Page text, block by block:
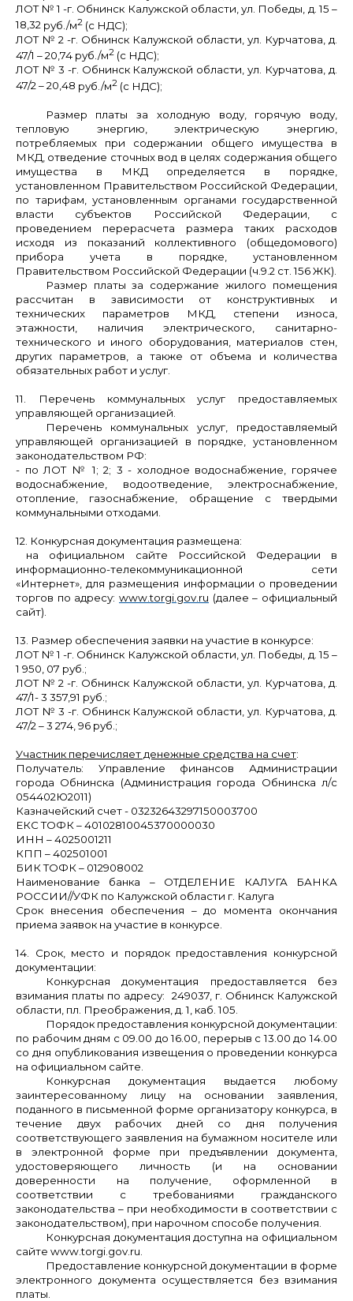
ЛОТ № 1 -г. Обнинск Калужской области,ул. Победы, д. 15 –
18,32 руб./м2 (с НДС);
ЛОТ № 2 -г. Обнинск Калужской области, ул. Курчатова, д.
47/1 – 20,74 руб./м2 (с НДС);
ЛОТ № 3 -г. Обнинск Калужской области,ул. Курчатова, д.
47/2 – 20,48 руб./м2 (с НДС);
Размер платы за холодную воду, горячую воду,
тепловую энергию, электрическую энергию,
потребляемых при содержании общего имущества в
МКД, отведение сточных вод в целях содержания общего
имущества в МКД определяется в порядке,
установленном Правительством Российской Федерации,
по тарифам, установленным органами государственной
власти субъектов Российской Федерации, с
проведением перерасчета размера таких расходов
исходя из показаний коллективного (общедомового)
прибора учета в порядке, установленном
Правительством Российской Федерации (ч.9.2 ст. 156 ЖК).
Размер платы за содержание жилого помещения
рассчитан в зависимости от конструктивных и
технических параметров МКД, степени износа,
этажности, наличия электрического, санитарно-
технического и иного оборудования, материалов стен,
других параметров, а также от объема и количества
обязательных работ и услуг.
11. Перечень коммунальных услуг предоставляемых
управляющей организацией.
Перечень коммунальных услуг, предоставляемый
управляющей организацией в порядке, установленном
законодательством РФ:
- по ЛОТ № 1; 2; 3 - холодное водоснабжение, горячее
водоснабжение, водоотведение, электроснабжение,
отопление, газоснабжение, обращение с твердыми
коммунальными отходами.
12. Конкурсная документация размещена:
на официальном сайте Российской Федерации в
информационно-телекоммуникационной сети
«Интернет», для размещения информации о проведении
торгов по адресу: www.torgi.gov.ru (далее – официальный
сайт).
13. Размер обеспечения заявки на участие в конкурсе:
ЛОТ № 1 -г. Обнинск Калужской области, ул. Победы, д. 15 –
1 950, 07 руб.;
ЛОТ № 2 -г. Обнинск Калужской области, ул. Курчатова, д.
47/1- 3 357,91 руб.;
ЛОТ № 3 -г. Обнинск Калужской области,ул. Курчатова, д.
47/2 – 3 274, 96 руб.;
Участник перечисляет денежные средства на счет:
Получатель: Управление финансов Администрации
города Обнинска (Администрация города Обнинска л/с
054402Ю2011)
Казначейский счет - 03232643297150003700
ЕКС ТОФК – 40102810045370000030
ИНН – 4025001211
КПП – 402501001
БИК ТОФК – 012908002
Наименование банка – ОТДЕЛЕНИЕ КАЛУГА БАНКА
РОССИИ//УФК по Калужской области г. Калуга
Срок внесения обеспечения – до момента окончания
приема заявок на участие в конкурсе.
14. Срок, место и порядок предоставления конкурсной
документации:
Конкурсная документация предоставляется без
взимания платы по адресу: 249037, г. Обнинск Калужской
области, пл. Преображения, д. 1, каб. 105.
Порядок предоставления конкурсной документации:
по рабочим дням с 09.00 до 16.00, перерыв с 13.00 до 14.00
со дня опубликования извещения о проведении конкурса
на официальном сайте.
Конкурсная документация выдается любому
заинтересованному лицу на основании заявления,
поданного в письменной форме организатору конкурса, в
течение двух рабочих дней со дня получения
соответствующего заявления на бумажном носителе или
в электронной форме при предъявлении документа,
удостоверяющего личность (и на основании
доверенности на получение, оформленной в
соответствии с требованиями гражданского
законодательства – при необходимости в соответствии с
законодательством), при нарочном способе получения.
Конкурсная документация доступна на официальном
сайте www.torgi.gov.ru.
Предоставление конкурсной документации в форме
электронного документа осуществляется без взимания
платы.